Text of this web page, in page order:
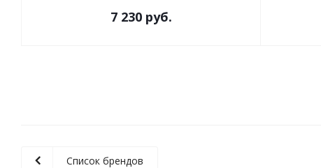
7 230 руб.
Список брендов